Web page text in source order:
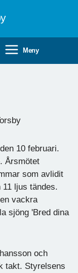
Meny
10 februari.
Årsmötet
som avlidit
11 ljus tändes.
vackra
sjöng 'Bred dina
och
takt. Styrelsens